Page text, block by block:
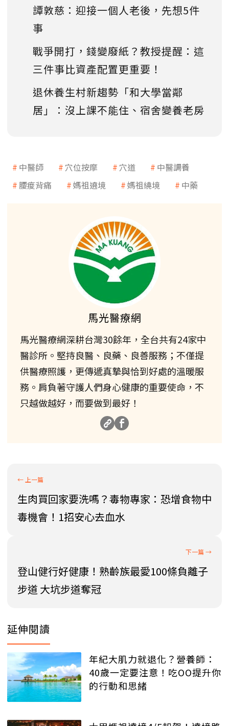
譚敦慈：迎接一個人老後，先想5件
事
戰爭開打，錢變廢紙？教授提醒：這
三件事比資產配置更重要！
退休養生村新趨勢「和大學當鄰
居」：沒上課不能住、宿舍變養老房
中醫師 穴位按摩 穴道
中醫調養
腰痠背痛
媽祖遶境 媽祖繞境 中藥
馬光醫療網
馬光醫療網深耕台灣30餘年，全台共有24家中
醫診所。堅持良醫、良藥、良善服務；不僅提
供醫療照護，更傳遞真摯與恰到好處的溫暖服
務。肩負著守護人們身心健康的重要使命，不
只越做越好，而要做到最好！
生肉買回家要洗嗎？毒物專家：恐增食物中
毒機會！1招安心去血水
登山健行好健康！熟齡族最愛100條負離子
步道 大坑步道奪冠
延伸閱讀
年紀大肌力就退化？營養師：
40歲一定要注意！吃OO提升你
的行動和思緒